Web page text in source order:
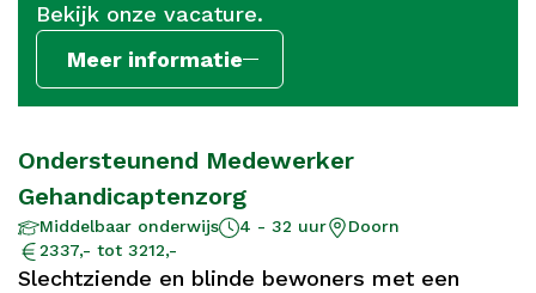
Bekijk onze vacature.
Meer informatie
Ondersteunend Medewerker
Gehandicaptenzorg
Opleidingsniveau
Middelbaar onderwijs
Aantal
uur
4 - 32 uur
Locatie
Doorn
Salaris
2337,- tot 3212,-
Slechtziende en blinde bewoners met een